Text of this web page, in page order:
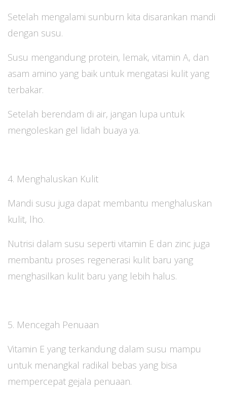
Setelah mengalami sunburn kita disarankan mandi
dengan susu.
Susu mengandung protein, lemak, vitamin A, dan
asam amino yang baik untuk mengatasi kulit yang
terbakar.
Setelah berendam di air, jangan lupa untuk
mengoleskan gel lidah buaya ya.
4. Menghaluskan Kulit
Mandi susu juga dapat membantu menghaluskan
kulit, lho.
Nutrisi dalam susu seperti vitamin E dan zinc juga
membantu proses regenerasi kulit baru yang
menghasilkan kulit baru yang lebih halus.
5. Mencegah Penuaan
Vitamin E yang terkandung dalam susu mampu
untuk menangkal radikal bebas yang bisa
mempercepat gejala penuaan.